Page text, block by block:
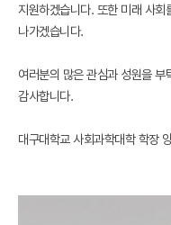
지원하겠습니다. 또한 미래 사회
나가겠습니다.
여러분의 많은 관심과 성원을 부
감사합니다.
대구대학교 사회과학대학 학장